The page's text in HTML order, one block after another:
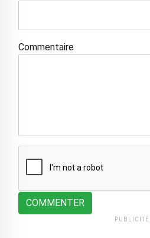
Commentaire
COMMENTER
PUBLICITÉ